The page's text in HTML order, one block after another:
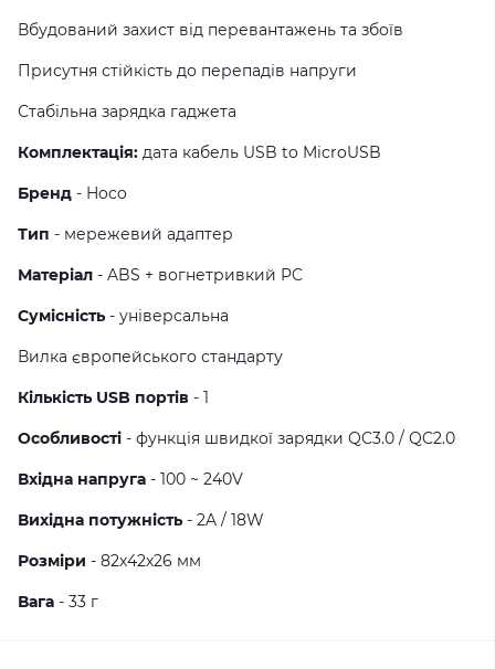
Вбудований захист від перевантажень та збоїв
Присутня стійкість до перепадів напруги
Стабільна зарядка гаджета
Комплектація: дата кабель USB to MicroUSB
Бренд - Hoco
Тип - мережевий адаптер
Матеріал - ABS + вогнетривкий PC
Сумісність - універсальна
Вилка європейського стандарту
Кількість USB портів - 1
Особливості - функція швидкої зарядки QC3.0 / QC2.0
Вхідна напруга - 100 ~ 240V
Вихідна потужність - 2A / 18W
Розміри - 82х42х26 мм
Вага - 33 г